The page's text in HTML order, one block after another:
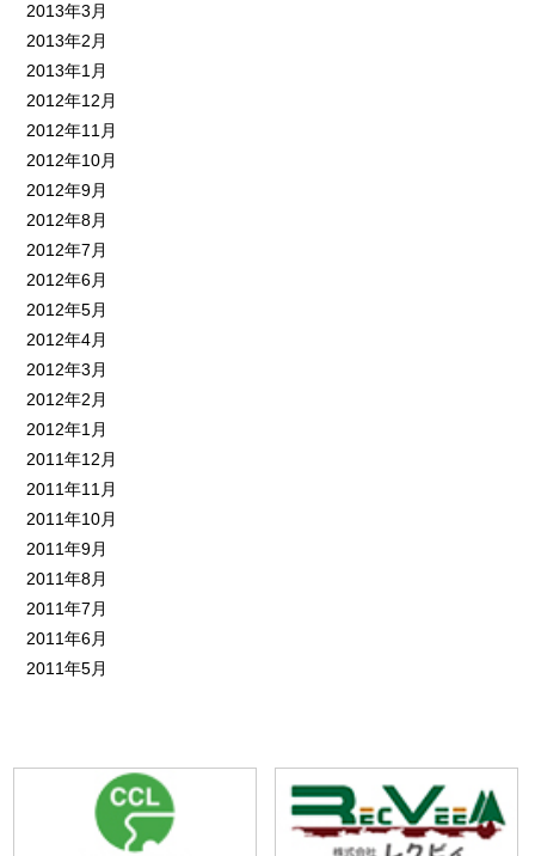
2013年3月
2013年2月
2013年1月
2012年12月
2012年11月
2012年10月
2012年9月
2012年8月
2012年7月
2012年6月
2012年5月
2012年4月
2012年3月
2012年2月
2012年1月
2011年12月
2011年11月
2011年10月
2011年9月
2011年8月
2011年7月
2011年6月
2011年5月